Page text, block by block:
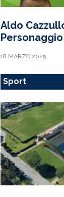
Aldo
Personaggio
18 MARZO 2025
Sport